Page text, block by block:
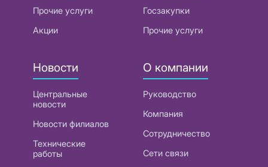
Прочие услуги
Акции
Госзакупки
Прочие услуги
Новости
Центральные
новости
Новости филиалов
Технические
работы
О компании
Руководство
Компания
Сотрудничество
Сети связи